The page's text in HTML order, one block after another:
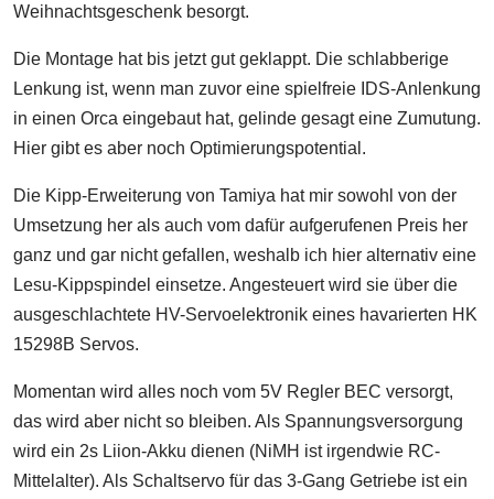
Weihnachtsgeschenk besorgt.
Die Montage hat bis jetzt gut geklappt. Die schlabberige
Lenkung ist, wenn man zuvor eine spielfreie IDS-Anlenkung
in einen Orca eingebaut hat, gelinde gesagt eine Zumutung.
Hier gibt es aber noch Optimierungspotential.
Die Kipp-Erweiterung von Tamiya hat mir sowohl von der
Umsetzung her als auch vom dafür aufgerufenen Preis her
ganz und gar nicht gefallen, weshalb ich hier alternativ eine
Lesu-Kippspindel einsetze. Angesteuert wird sie über die
ausgeschlachtete HV-Servoelektronik eines havarierten HK
15298B Servos.
Momentan wird alles noch vom 5V Regler BEC versorgt,
das wird aber nicht so bleiben. Als Spannungsversorgung
wird ein 2s Liion-Akku dienen (NiMH ist irgendwie RC-
Mittelalter). Als Schaltservo für das 3-Gang Getriebe ist ein